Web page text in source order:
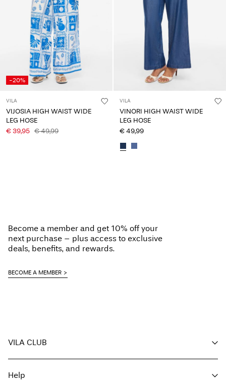
-20%
VILA
VIJOSIA HIGH WAIST WIDE
LEG HOSE
€ 39,95 € 49,99
VILA
VINORI HIGH WAIST WIDE
LEG HOSE
€ 49,99
Become a member and get 10% off your
next purchase – plus access to exclusive
deals, benefits, and rewards.
BECOME A MEMBER
VILA CLUB
Mitglied werden
Help